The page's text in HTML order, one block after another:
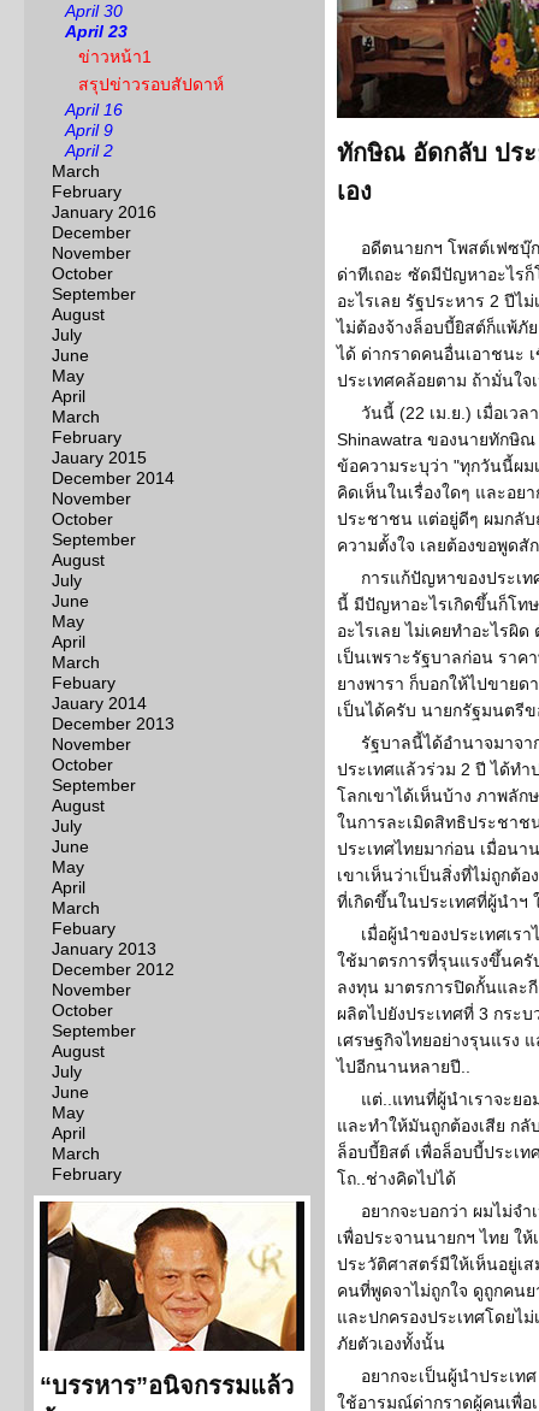
April 30
April 23
ข่าวหน้า1
สรุปข่าวรอบสัปดาห์
April 16
April 9
April 2
March
February
January 2016
December
November
October
September
August
July
June
May
April
March
February
Jauary 2015
December 2014
November
October
September
August
July
June
May
April
March
Febuary
Jauary 2014
December 2013
November
October
September
August
July
June
May
April
March
Febuary
January 2013
December 2012
November
October
September
August
July
June
May
April
March
February
“บรรหาร”อนิจกรรมแล้ว
ทักษิณ อัดกลับ ปร
เอง
อดีตนายกฯ โพสต์เฟซบุ๊
ด่าทีเถอะ ซัดมีปัญหาอะไร
อะไรเลย รัฐประหาร 2 ปี
ไม่ต้องจ้างล็อบบี้ยิสต์ก็แพ้ภั
ได้ ด่ากราดคนอื่นเอาชนะ
ประเทศคล้อยตาม ถ้ามั่นใ
วันนี้ (22 เม.ย.) เมื่อเว
Shinawatra ของนายทักษิ
ข้อความระบุว่า "ทุกวันนี้ผม
คิดเห็นในเรื่องใดๆ และอย
ประชาชน แต่อยู่ดีๆ ผมกลับ
ความตั้งใจ เลยต้องขอพูดสั
การแก้ปัญหาของประเ
นี้ มีปัญหาอะไรเกิดขึ้นก็โท
อะไรเลย ไม่เคยทำอะไรผิ
เป็นเพราะรัฐบาลก่อน ราค
ยางพารา ก็บอกให้ไปขายด
เป็นได้ครับ นายกรัฐมนตรีข
รัฐบาลนี้ได้อำนาจมาจา
ประเทศแล้วร่วม 2 ปี ได้ท
โลกเขาได้เห็นบ้าง ภาพลั
ในการละเมิดสิทธิประชาช
ประเทศไทยมาก่อน เมื่อนา
เขาเห็นว่าเป็นสิ่งที่ไม่ถูกต้อ
ที่เกิดขึ้นในประเทศที่ผู้นำฯ
เมื่อผู้นำของประเทศเร
ใช้มาตรการที่รุนแรงขึ้นครั
ลงทุน มาตรการปิดกั้นและ
ผลิตไปยังประเทศที่ 3 กระ
เศรษฐกิจไทยอย่างรุนแรง
ไปอีกนานหลายปี..
แต่..แทนที่ผู้นำเราจะย
และทำให้มันถูกต้องเสีย กลั
ล็อบบี้ยิสต์ เพื่อล็อบบี้ประเ
โถ..ช่างคิดไปได้
อยากจะบอกว่า ผมไม่จำ
เพื่อประจานนายกฯ ไทย ใ
ประวัติศาสตร์มีให้เห็นอยู่เ
คนที่พูดจาไม่ถูกใจ ดูถูกคน
และปกครองประเทศโดย
ภัยตัวเองทั้งนั้น
อยากจะเป็นผู้นำประเท
ใช้อารมณ์ด่ากราดผู้คนเพื่อ